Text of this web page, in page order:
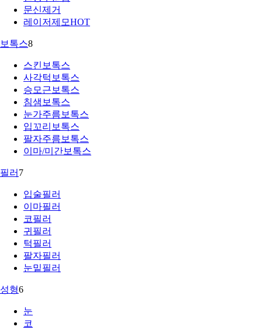
문신제거
레이저제모HOT
보톡스8
스킨보톡스
사각턱보톡스
승모근보톡스
침샘보톡스
눈가주름보톡스
입꼬리보톡스
팔자주름보톡스
이마/미간보톡스
필러 7
입술필러
이마필러
코필러
귀필러
턱필러
팔자필러
눈밑필러
성형6
눈
코